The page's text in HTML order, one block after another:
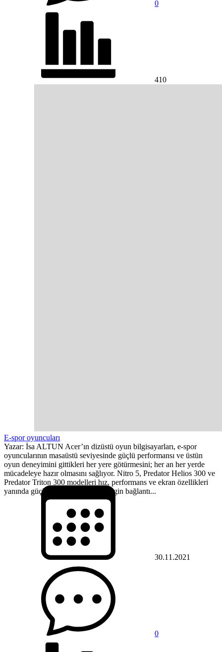
0
410
E-spor oyuncuları
Yazar: İsa ALTUN Acer’ın dizüstü oyun bilgisayarları, e-spor
oyuncularının masaüstü seviyesinde güçlü performansı ve üstün
oyun deneyimini gittikleri her yere götürmesini; her an her yerde
mücadeleye hazır olmasını sağlıyor. Nitro 5, Predator Helios 300 ve
Predator Triton 300 modelleri hız, performans ve ekran özellikleri
yanında güçlü ses donanımları, zengin bağlantı...
30.11.2021
0